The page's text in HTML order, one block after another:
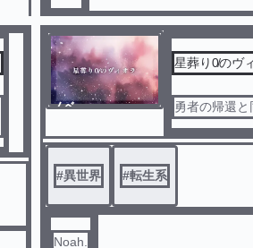
ノベ
星葬り0̸のヴ
勇者の帰還と
#異世界 #転生系
Noah.